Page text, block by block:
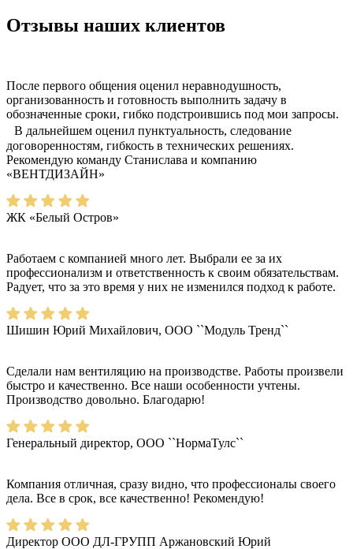
Отзывы наших клиентов
После первого общения оценил неравнодушность,
организованность и готовность выполнить задачу в
обозначенные сроки, гибко подстроившись под мои запросы.
В дальнейшем оценил пунктуальность, следование
договоренностям, гибкость в технических решениях.
Рекомендую команду Станислава и компанию
«ВЕНТДИЗАЙН»
ЖК «Белый Остров»
Работаем с компанией много лет. Выбрали ее за их
профессионализм и ответственность к своим обязательствам.
Радует, что за это время у них не изменился подход к работе.
Шишин Юрий Михайлович, ООО ``Модуль Тренд``
Сделали нам вентиляцию на производстве. Работы произвели
быстро и качественно. Все наши особенности учтены.
Производство довольно. Благодарю!
Генеральный директор, ООО ``НормаТулс``
Компания отличная, сразу видно, что профессионалы своего
дела. Все в срок, все качественно! Рекомендую!
Директор ООО ДЛ-ГРУПП Аржановский Юрий